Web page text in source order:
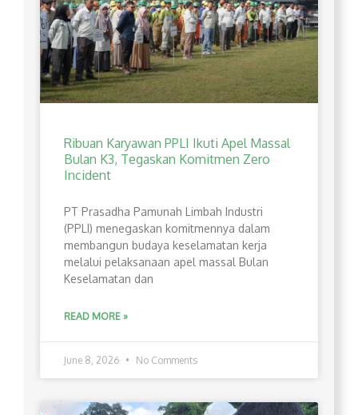
Ribuan Karyawan PPLI Ikuti Apel Massal
Bulan K3, Tegaskan Komitmen Zero
Incident
PT Prasadha Pamunah Limbah Industri
(PPLI) menegaskan komitmennya dalam
membangun budaya keselamatan kerja
melalui pelaksanaan apel massal Bulan
Keselamatan dan
READ MORE »
June 8, 2026 No Comments